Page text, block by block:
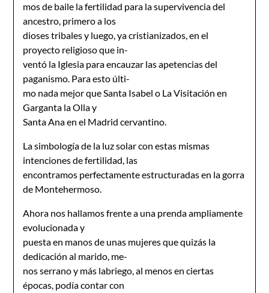
mos de baile la fertilidad para la supervivencia del
ancestro, primero a los
dioses tribales y luego, ya cristianizados, en el
proyecto religioso que in-
ventó la Iglesia para encauzar las apetencias del
paganismo. Para esto últi-
mo nada mejor que Santa Isabel o La Visitación en
Garganta la Olla y
Santa Ana en el Madrid cervantino.
La simbología de la luz solar con estas mismas
intenciones de fertilidad, las
encontramos perfectamente estructuradas en la gorra
de Montehermoso.
Ahora nos hallamos frente a una prenda ampliamente
evolucionada y
puesta en manos de unas mujeres que quizás la
dedicación al marido, me-
nos serrano y más labriego, al menos en ciertas
épocas, podía contar con